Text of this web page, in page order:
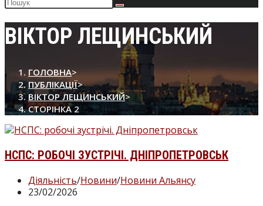
на
сайті
ВІКТОР ЛЕЩИНСЬКИЙ
ГОЛОВНА>
ПУБЛІКАЦІЇ>
ВІКТОР ЛЕЩИНСЬКИЙ>
СТОРІНКА 2
НСПС: РОБОЧІ ЗУСТРІЧІ. ДНІПРОПЕТРОВСЬК
Категорія
запису:
Діяльність/Новини/Новини Альянсу
Запис
23/02/2026